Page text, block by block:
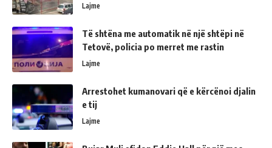
Lajme
Të shtëna me automatik në një shtëpi në
Tetovë, policia po merret me rastin
Lajme
Arrestohet kumanovari që e kërcënoi djalin
e tij
Lajme